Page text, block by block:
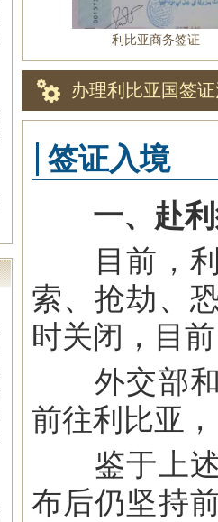
利比亚商务签证
办理利比亚国签
签证入境
一、赴
目前，利
索、抢劫、
时关闭，目
外交部和
前往利比亚
鉴于上述
布后仍坚持